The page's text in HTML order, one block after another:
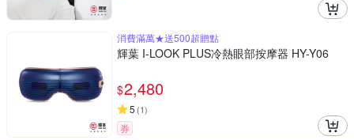
消費滿萬★送500超贈點
輝葉 I-LOOK PLUS冷熱眼部按摩器 HY-Y06
$2,480
5 (1)
券